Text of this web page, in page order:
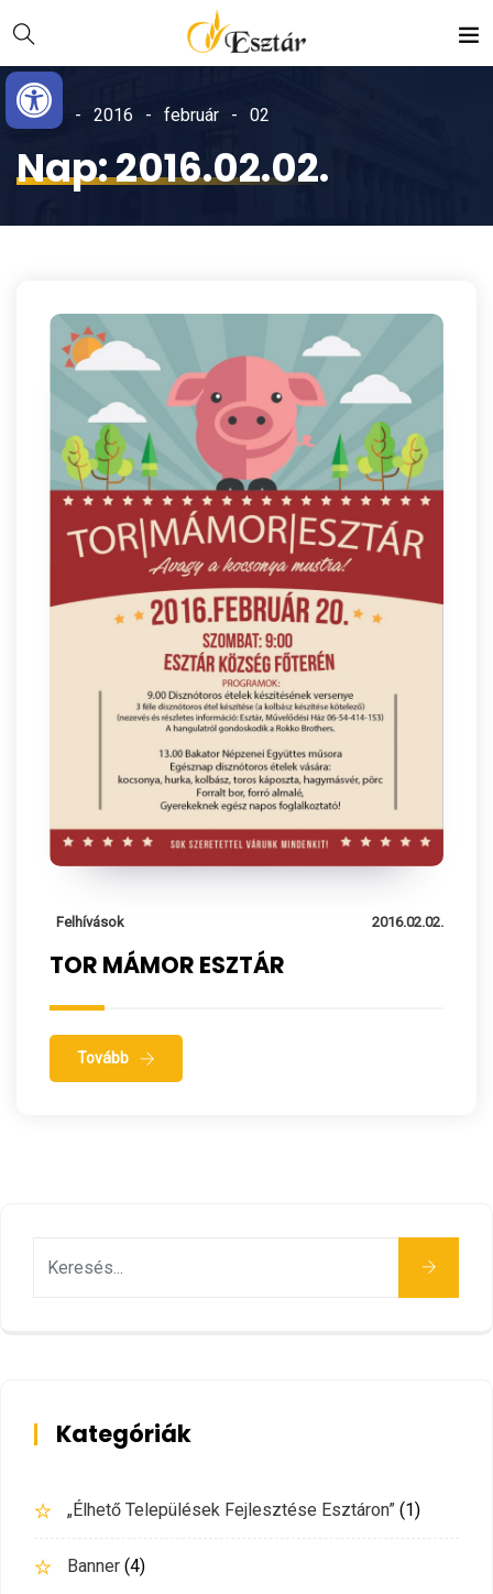
Eszköztár megnyitása
Content
navigációhoz
Home
2016 február 02
Nap:2016.02.02.
Felhívások 2016.02.02.
TOR MÁMOR ESZTÁR
Tovább
Kategóriák
„Élhető Települések Fejlesztése Esztáron” (1)
Banner (4)